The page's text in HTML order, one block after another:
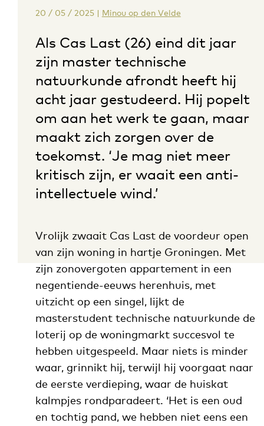
20 / 05 / 2025 | Minou op den Velde
Als Cas Last (26) eind dit jaar
zijn master technische
natuurkunde afrondt heeft hij
acht jaar gestudeerd. Hij popelt
om aan het werk te gaan, maar
maakt zich zorgen over de
toekomst. ‘Je mag niet meer
kritisch zijn, er waait een anti-
intellectuele wind.’
Vrolijk zwaait Cas Last de voordeur open
van zijn woning in hartje Groningen. Met
zijn zonovergoten appartement in een
negentiende-eeuws herenhuis, met
uitzicht op een singel, lijkt de
masterstudent technische natuurkunde de
loterij op de woningmarkt succesvol te
hebben uitgespeeld. Maar niets is minder
waar, grinnikt hij, terwijl hij voorgaat naar
de eerste verdieping, waar de huiskat
kalmpjes rondparadeert. ‘Het is een oud
en tochtig pand, we hebben niet eens een